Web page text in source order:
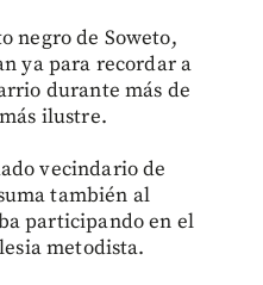
negro de Soweto,
ya para recordar a
durante más de
ilustre.
vecindario de
también al
participando en el
metodista.